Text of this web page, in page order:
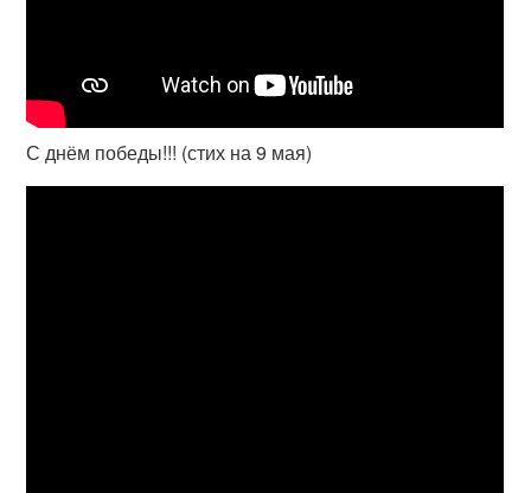
С днём победы!!! (стих на 9 мая)